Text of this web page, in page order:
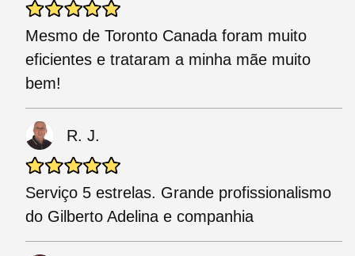
Mesmo de Toronto Canada foram muito
eficientes e trataram a minha mãe muito
bem!
R. J.
Serviço 5 estrelas. Grande profissionalismo
do Gilberto Adelina e companhia